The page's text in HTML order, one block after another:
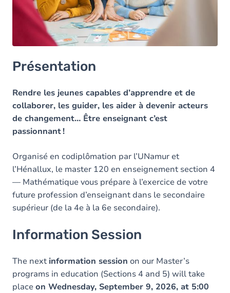
Contacts
Contacts
Présentation
Rendre les jeunes capables d’apprendre et de
collaborer, les guider, les aider à devenir acteurs
de changement… Être enseignant c’est
passionnant !
Organisé en codiplômation par l’UNamur et
l’Hénallux, le master 120 en enseignement section 4
— Mathématique vous prépare à l’exercice de votre
future profession d’enseignant dans le secondaire
supérieur (de la 4e à la 6e secondaire).
Information Session
The next information session on our Master’s
programs in education (Sections 4 and 5) will take
placeon Wednesday, September 9, 2026, at 5:00